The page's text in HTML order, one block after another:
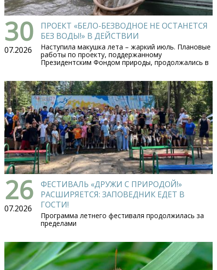
30
07.2026
ПРОЕКТ «БЕЛО-БЕЗВОДНОЕ НЕ ОСТАНЕТСЯ
БЕЗ ВОДЫ!» В ДЕЙСТВИИ
Наступила макушка лета – жаркий июль. Плановые
работы по проекту, поддержанному
Президентским Фондом природы, продолжались в
26
07.2026
ФЕСТИВАЛЬ «ДРУЖИ С ПРИРОДОЙ!»
РАСШИРЯЕТСЯ: ЗАПОВЕДНИК ЕДЕТ В
ГОСТИ!
Программа летнего фестиваля продолжилась за
пределами